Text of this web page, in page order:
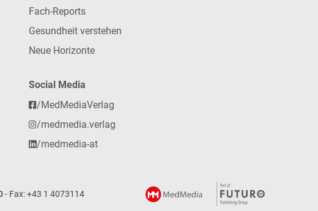
Fach-Reports
Gesundheit verstehen
Neue Horizonte
Social Media
/MedMediaVerlag
/medmedia.verlag
/medmedia-at
- Fax: +43 1 4073114